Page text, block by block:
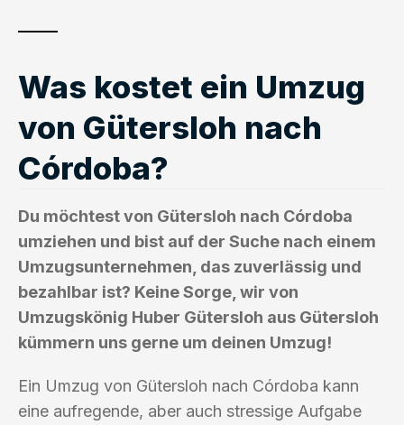
Was kostet ein Umzug
von Gütersloh nach
Córdoba?
Du möchtest von Gütersloh nach Córdoba
umziehen und bist auf der Suche nach einem
Umzugsunternehmen, das zuverlässig und
bezahlbar ist? Keine Sorge, wir von
Umzugskönig Huber Gütersloh aus Gütersloh
kümmern uns gerne um deinen Umzug!
Ein Umzug von Gütersloh nach Córdoba kann
eine aufregende, aber auch stressige Aufgabe